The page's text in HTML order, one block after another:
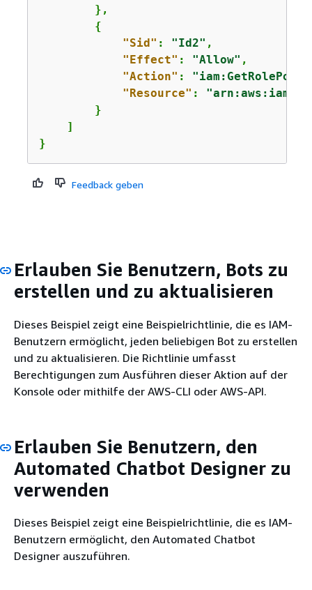
        },
{
"Sid" : "Id2" ,
"Effect" : "Allow" ,
"Action" :
"Resource" :
        }
    ]
}
Feedback geben
Erlauben Sie Benutzern, Bots zu
erstellen und zu aktualisieren
Dieses Beispiel zeigt eine Beispielrichtlinie, die es IAM-
Benutzern ermöglicht, jeden beliebigen Bot zu erstellen
und zu aktualisieren. Die Richtlinie umfasst
Berechtigungen zum Ausführen dieser Aktion auf der
Konsole oder mithilfe der AWS-CLI oder AWS-API.
Erlauben Sie Benutzern, den
Automated Chatbot Designer zu
verwenden
Dieses Beispiel zeigt eine Beispielrichtlinie, die es IAM-
Benutzern ermöglicht, den Automated Chatbot
Designer auszuführen.